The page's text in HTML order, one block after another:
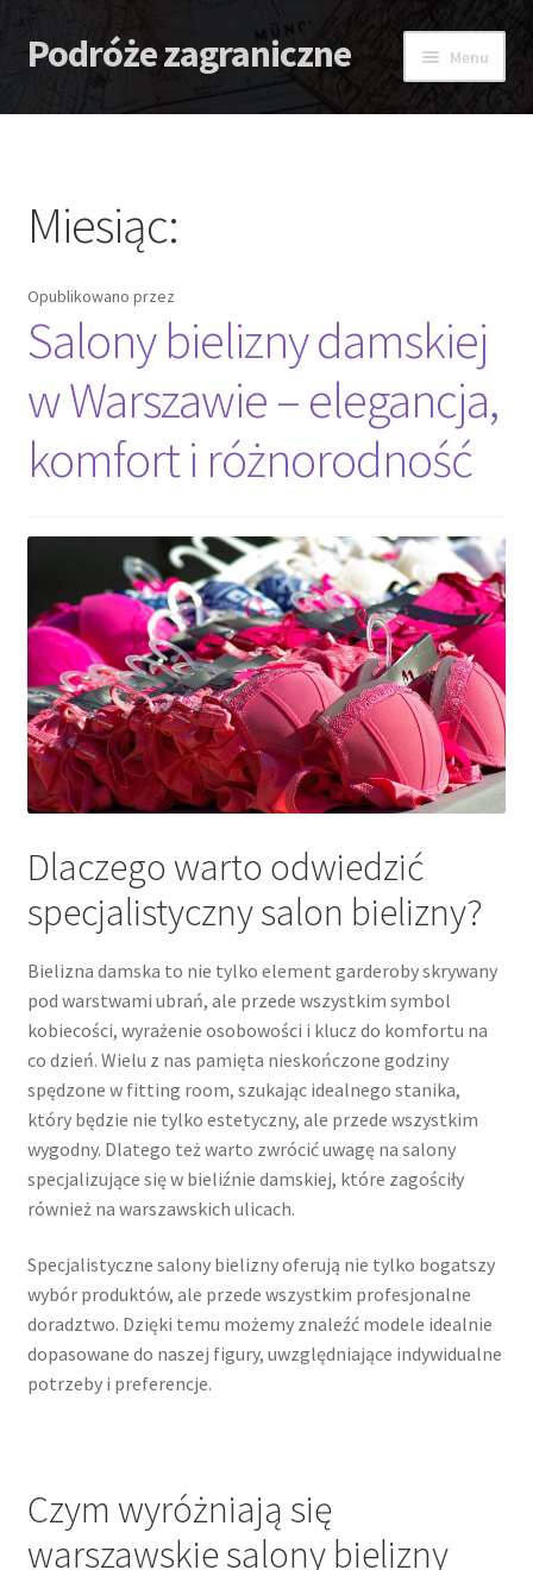
Przejdź
do
Przejdź
do
Podróże zagraniczne Menu
Strona główna
Lombard
Zaćma – Strach przed nią
Miesiąc:
Opublikowano przez
Salony bielizny damskiej
w Warszawie – elegancja,
komfort i różnorodność
Dlaczego warto odwiedzić
specjalistyczny salon bielizny?
Bielizna damska to nie tylko element garderoby skrywany
pod warstwami ubrań, ale przede wszystkim symbol
kobiecości, wyrażenie osobowości i klucz do komfortu na
co dzień. Wielu z nas pamięta nieskończone godziny
spędzone w fitting room, szukając idealnego stanika,
który będzie nie tylko estetyczny, ale przede wszystkim
wygodny. Dlatego też warto zwrócić uwagę na salony
specjalizujące się w bieliźnie damskiej, które zagościły
również na warszawskich ulicach.
Specjalistyczne salony bielizny oferują nie tylko bogatszy
wybór produktów, ale przede wszystkim profesjonalne
doradztwo. Dzięki temu możemy znaleźć modele idealnie
dopasowane do naszej figury, uwzględniające indywidualne
potrzeby i preferencje.
Czym wyróżniają się
warszawskie salony bielizny